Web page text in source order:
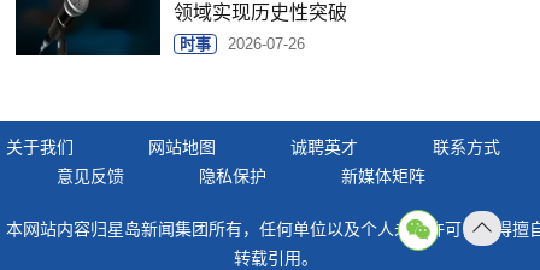
领域实现历史性突破
时事 2026-07-26
关于我们 网站地图 诚聘英才
联系方式
意见反馈
隐私保护 新媒体矩阵
本网站内容归星岛新闻集团所有，任何单位以及个人未经许可，不得擅
转载引用。